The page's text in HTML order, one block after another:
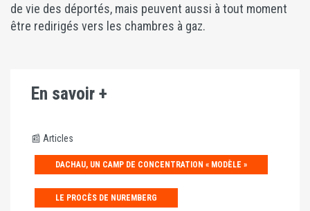
de vie des déportés, mais peuvent aussi à tout moment
être redirigés vers les chambres à gaz.
En savoir +
📰 Articles
DACHAU, UN CAMP DE CONCENTRATION « MODÈLE »
LE PROCÈS DE NUREMBERG